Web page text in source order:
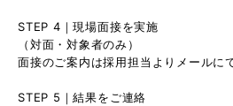
STEP 4｜現場面接を実施
（対面・対象者のみ）
面接のご案内は採用担当よりメールに
STEP 5｜結果をご連絡